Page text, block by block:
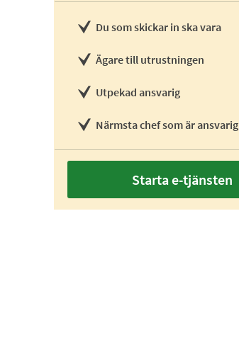
Du som skickar in ska vara
Ägare till utrustningen
Utpekad ansvarig
Närmsta chef som är ansvarig
Starta e-tjänsten